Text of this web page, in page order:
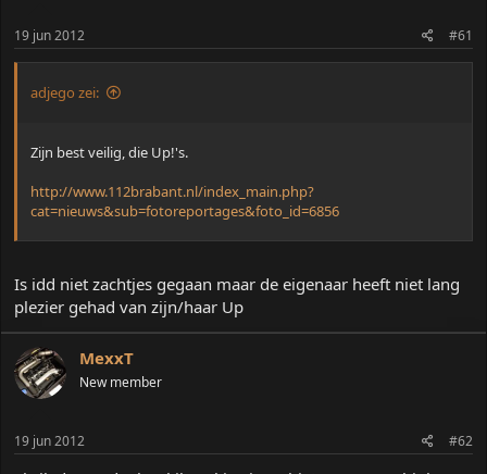
r
p
s
u
m
19 jun 2012 #61
adjego zei:
Zijn best veilig, die Up!'s.
http://www.112brabant.nl/index_main.php?
cat=nieuws&sub=fotoreportages&foto_id=6856
Is idd niet zachtjes gegaan maar de eigenaar heeft niet lang
plezier gehad van zijn/haar Up
MexxT
New member
19 jun 2012 #62